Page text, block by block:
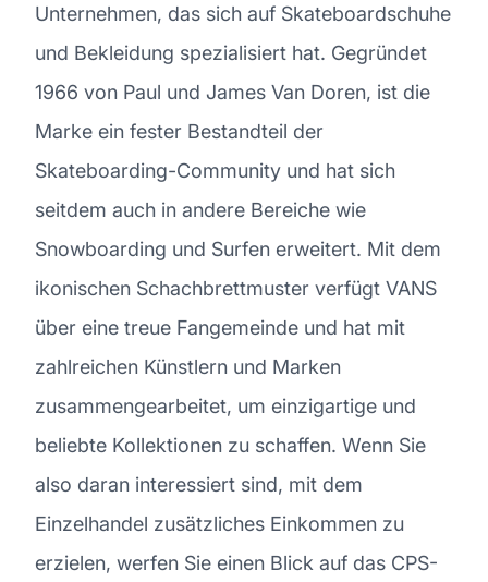
Unternehmen, das sich auf Skateboardschuhe
und Bekleidung spezialisiert hat. Gegründet
1966 von Paul und James Van Doren, ist die
Marke ein fester Bestandteil der
Skateboarding-Community und hat sich
seitdem auch in andere Bereiche wie
Snowboarding und Surfen erweitert. Mit dem
ikonischen Schachbrettmuster verfügt VANS
über eine treue Fangemeinde und hat mit
zahlreichen Künstlern und Marken
zusammengearbeitet, um einzigartige und
beliebte Kollektionen zu schaffen. Wenn Sie
also daran interessiert sind, mit dem
Einzelhandel zusätzliches Einkommen zu
erzielen, werfen Sie einen Blick auf das CPS-